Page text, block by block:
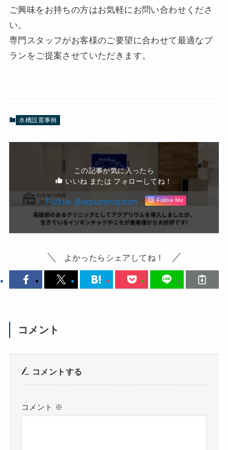
ご興味をお持ちの方はお気軽にお問い合わせくださ
い。
専門スタッフがお客様のご要望に合わせて最適なプ
ランをご提案させていただきます。
水槽設置事例
この記事が気に入ったら
いいね または フォローしてね！
Follow @aquarentarium Follow Me
よかったらシェアしてね！
コメント
コメントする
コメント ※